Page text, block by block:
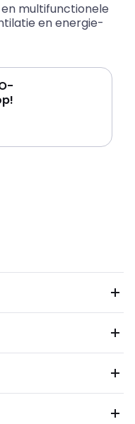
multifunctionele
en energie-